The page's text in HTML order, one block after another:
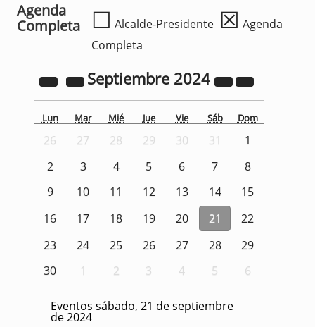
Agenda
Completa
☐ Alcalde-Presidente ☒ Agenda
Completa
Septiembre 2024
Lun Mar Mié Jue Vie Sáb Dom
26 27 28 29 30 31
1
2
3 4 5 6 7
8
9
10 11 12 13 14
15
16
17 18 19 20 21
22
23
24 25 26 27 28
29
30
1 2 3 4 5 6
Eventos sábado, 21 de septiembre
de 2024